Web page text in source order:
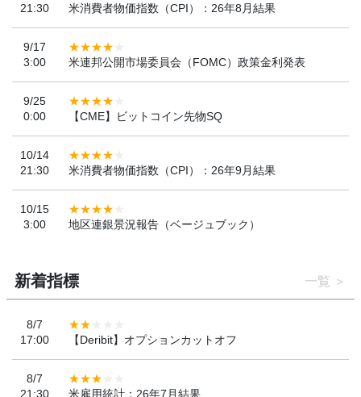
21:30
米消費者物価指数（CPI）：26年8月結果
9/17
3:00
米連邦公開市場委員会（FOMC）政策金利発表
9/25
0:00
【CME】ビットコイン先物SQ
10/14
21:30
米消費者物価指数（CPI）：26年9月結果
10/15
3:00
地区連銀景況報告（ベージュブック）
新着指標 一覧
8/7
17:00
【Deribit】オプションカットオフ
8/7
21:30
米雇用統計：26年7月結果